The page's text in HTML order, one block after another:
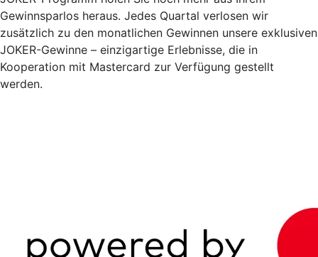
Gewinnsparlos heraus. Jedes Quartal verlosen wir
zusätzlich zu den monatlichen Gewinnen unsere exklusiven
JOKER-Gewinne – einzigartige Erlebnisse, die in
Kooperation mit Mastercard zur Verfügung gestellt
werden.